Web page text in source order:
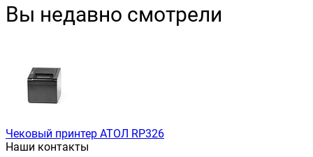
Вы недавно смотрели
Чековый принтер АТОЛ RP326
Наши контакты